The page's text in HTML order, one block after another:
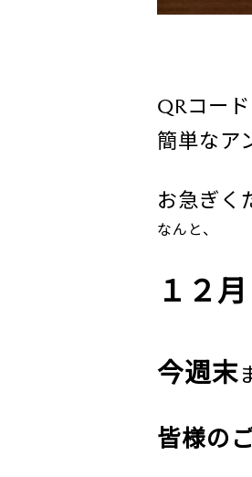
QRコー
簡単なア
お急ぎく
なんと、
１２
今週末
皆様の